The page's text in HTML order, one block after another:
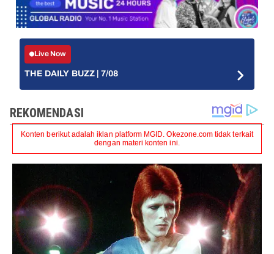
Live Now
THE DAILY BUZZ | 7/08